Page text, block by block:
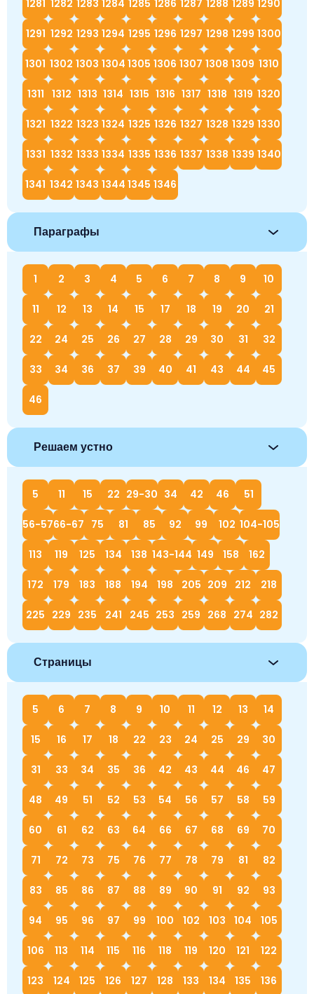
1281 1282 1283 1284 1285 1286 1287 1288 1289 1290
1291 1292 1293 1294 1295 1296 1297 1298 1299 1300
1301 1302 1303 1304 1305 1306 1307 1308 1309 1310
1311 1312 1313 1314 1315 1316 1317 1318 1319 1320
1321 1322 1323 1324 1325 1326 1327 1328 1329 1330
1331 1332 1333 1334 1335 1336 1337 1338 1339 1340
1341 1342 1343 1344 1345 1346
Параграфы
1 2 3 4 5 6 7 8 9 10
11 12 13 14 15 17 18 19 20 21
22 24 25 26 27 28 29 30 31 32
33 34 36 37 39 40 41 43 44 45
46
Решаем устно
5 11 15 22 29-30 34 42 46 51
56-5766-67 75 81 85 92 99 102 104-105
113 119 125 134 138 143-144 149 158 162
172 179 183 188 194 198 205 209 212 218
225 229 235 241 245 253 259 268 274 282
Страницы
5 6 7 8 9 10 11 12 13 14
15 16 17 18 22 23 24 25 29 30
31 33 34 35 36 42 43 44 46 47
48 49 51 52 53 54 56 57 58 59
60 61 62 63 64 66 67 68 69 70
71 72 73 75 76 77 78 79 81 82
83 85 86 87 88 89 90 91 92 93
94 95 96 97 99 100 102 103 104 105
106 113 114 115 116 118 119 120 121 122
123 124 125 126 127 128 133 134 135 136